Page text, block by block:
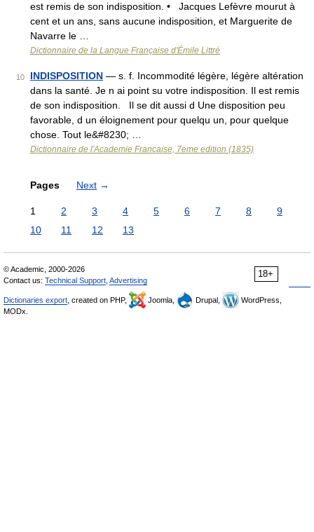
est remis de son indisposition. • Jacques Lefèvre mourut à
cent et un ans, sans aucune indisposition, et Marguerite de
Navarre le …
Dictionnaire de la Langue Française d'Émile Littré
10 INDISPOSITION — s. f. Incommodité légère, légère altération
dans la santé. Je n ai point su votre indisposition. Il est remis
de son indisposition. Il se dit aussi d Une disposition peu
favorable, d un éloignement pour quelqu un, pour quelque
chose. Tout le&#8230; …
Dictionnaire de l'Academie Francaise, 7eme edition (1835)
Pages Next →
1 2 3 4 5 6 7 8
9
10
11 12 13
18+
© Academic, 2000-2026
Contact us: Technical Support Advertising
Dictionaries export , created on PHP, Joomla, Drupal,
WordPress,
MODx.